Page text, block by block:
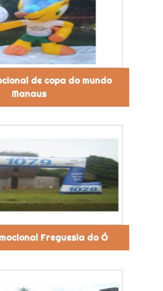
de copa do mundo
Manaus
Freguesia do Ó